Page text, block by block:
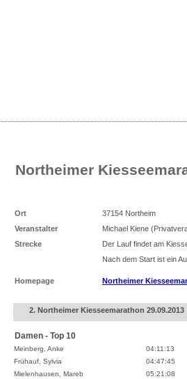
Northeimer
Ort
37154 Northeim
Veranstalter
Michael Kiene
Strecke
Der Lauf findet am
Nach dem Start ist ein
Homepage Northeimer
2. Northeimer Kiesseemarathon 29.09.2013
Damen - Top 10
Meinberg, Anke
04:11:13
Frühauf, Sylvia
04:47:45
Mielenhausen, Mareb
05:21:08